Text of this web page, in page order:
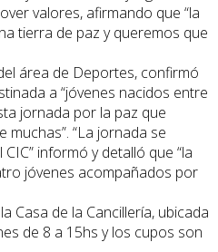
valores, afirmando que “la
tierra de paz y queremos que
área de Deportes, confirmó
a “jóvenes nacidos entre
jornada por la paz que
“La jornada se
informó y detalló que “la
jóvenes acompañados por
Casa de la Cancillería, ubicada
de 8 a 15hs y los cupos son